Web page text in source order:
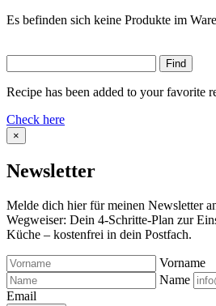
Es befinden sich keine Produkte im
Recipe has been added to your favorite
Check here
×
Newsletter
Melde dich hier für meinen Newsletter
Wegweiser: Dein 4-Schritte-Plan zur
Küche – kostenfrei in dein Postfach.
Vorname
Name
Email